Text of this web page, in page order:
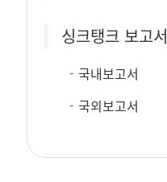
싱크탱크 보고서
국내보고서
국외보고서